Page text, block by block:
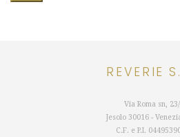
REVERIE
Via Roma sn,
Jesolo 30016 -
C.F. e P.I.